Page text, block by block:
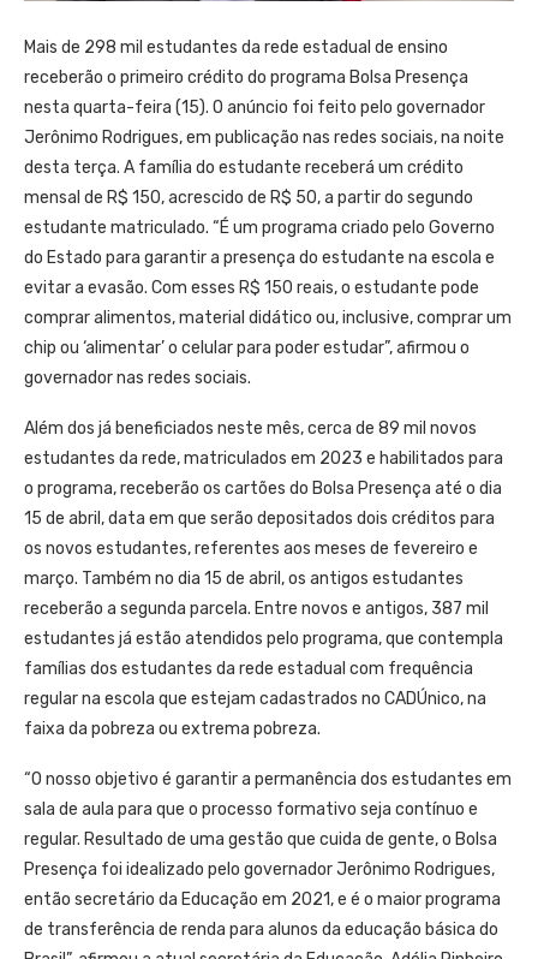
Mais de 298 mil estudantes da rede estadual de ensino
receberão o primeiro crédito do programa Bolsa Presença
nesta quarta-feira (15). O anúncio foi feito pelo governador
Jerônimo Rodrigues, em publicação nas redes sociais, na noite
desta terça. A família do estudante receberá um crédito
mensal de R$ 150, acrescido de R$ 50, a partir do segundo
estudante matriculado. “É um programa criado pelo Governo
do Estado para garantir a presença do estudante na escola e
evitar a evasão. Com esses R$ 150 reais, o estudante pode
comprar alimentos, material didático ou, inclusive, comprar um
chip ou ‘alimentar’ o celular para poder estudar”, afirmou o
governador nas redes sociais.
Além dos já beneficiados neste mês, cerca de 89 mil novos
estudantes da rede, matriculados em 2023 e habilitados para
o programa, receberão os cartões do Bolsa Presença até o dia
15 de abril, data em que serão depositados dois créditos para
os novos estudantes, referentes aos meses de fevereiro e
março. Também no dia 15 de abril, os antigos estudantes
receberão a segunda parcela. Entre novos e antigos, 387 mil
estudantes já estão atendidos pelo programa, que contempla
famílias dos estudantes da rede estadual com frequência
regular na escola que estejam cadastrados no CADÚnico, na
faixa da pobreza ou extrema pobreza.
“O nosso objetivo é garantir a permanência dos estudantes em
sala de aula para que o processo formativo seja contínuo e
regular. Resultado de uma gestão que cuida de gente, o Bolsa
Presença foi idealizado pelo governador Jerônimo Rodrigues,
então secretário da Educação em 2021, e é o maior programa
de transferência de renda para alunos da educação básica do